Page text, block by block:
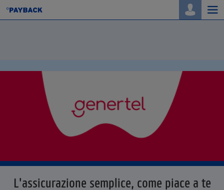
L'assicurazione semplice, come piace a te